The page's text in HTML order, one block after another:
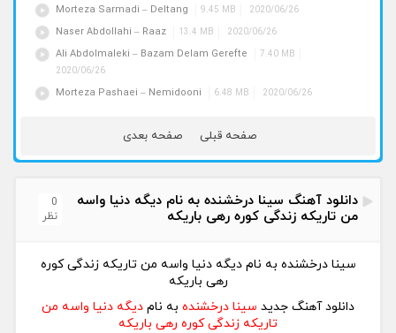
Morteza Sarmadi – Deltang 9.45 MB 2020/06/26
Naser Abdollahi – Raaz 13.4 MB 2020/06/26
Ali Abdolmaleki – Bazam Delam Gerefte
7.40 MB
2020/06/26
Morteza Pashaei – Nemidooni 6.48 MB 2020/06/26
صفحه بعدی صفحه قبلی
دانلود آهنگ سینا درخشنده به نام دیگه دنیا واسه
من تاریکه زندگی کوره رهی باریکه
0
نظر
سینا درخشنده به نام دیگه دنیا واسه من تاریکه زندگی کوره
رهی باریکه
دانلود آهنگ جدید سینا درخشنده به نام دیگه دنیا واسه من
تاریکه زندگی کوره رهی باریکه